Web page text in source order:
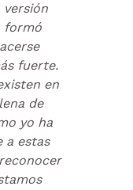
versión
formó
fuerte.
en
de
yo ha
a estas